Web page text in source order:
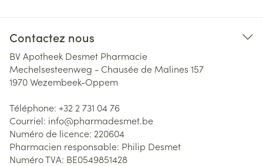
Contactez nous
BV Apotheek Desmet Pharmacie
Mechelsesteenweg - Chausée de Malines 157
1970Wezembeek-Oppem
Téléphone: +32 2 731 04 76
Courriel: info@pharmadesmet.be
Numéro de licence: 220604
Pharmacien responsable: Philip Desmet
Numéro TVA: BE0549851428